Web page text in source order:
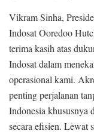
Vikram Sinha,
Indosat Ooredoo
terima kasih atas
Indosat dalam
operasional kami.
penting perjalanan
Indonesia khususnya
secara efisien. Lewat